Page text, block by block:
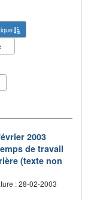
2003
de travail
(texte non
: 28-02-2003